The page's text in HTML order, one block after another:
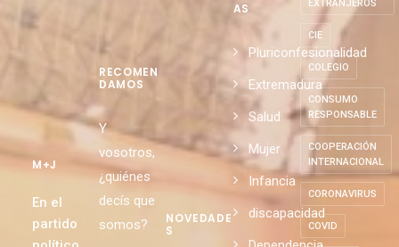
M+J
En el
partido
RECOMEN
DAMOS
Y
vosotros,
¿quiénes
decís que
somos?
NOVEDADE
S
AS
Pluriconfesionalidad
Extremadura
Salud
Mujer
Infancia
discapacidad
EXTRANJEROS
CIE
COLEGIO
CONSUMO
RESPONSABLE
COOPERACIÓN
INTERNACIONAL
CORONAVIRUS
COVID